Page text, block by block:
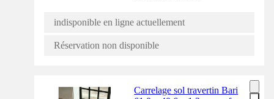
indisponible en ligne actuellement
Réservation non disponible
Carrelage sol travertin Bari